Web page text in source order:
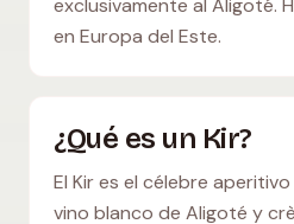
exclusivamente al Aligoté.
en Europa del Este.
¿Qué es un Kir?
El Kir es el célebre
vino blanco de Aligoté y